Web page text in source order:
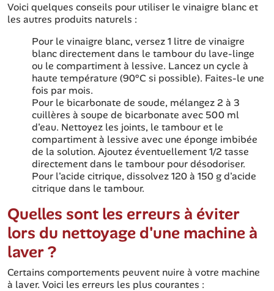
Voici quelques conseils pour utiliser le vinaigre blanc et
les autres produits naturels :
Pour le vinaigre blanc, versez 1 litre de vinaigre
blanc directement dans le tambour du lave-linge
ou le compartiment à lessive. Lancez un cycle à
haute température (90°C si possible). Faites-le une
fois par mois.
Pour le bicarbonate de soude, mélangez 2 à 3
cuillères à soupe de bicarbonate avec 500 ml
d'eau. Nettoyez les joints, le tambour et le
compartiment à lessive avec une éponge imbibée
de la solution. Ajoutez éventuellement 1/2 tasse
directement dans le tambour pour désodoriser.
Pour l'acide citrique, dissolvez 120 à 150 g d'acide
citrique dans le tambour.
Quelles sont les erreurs à éviter
lors du nettoyage d'une machine à
laver ?
Certains comportements peuvent nuire à votre machine
à laver. Voici les erreurs les plus courantes :